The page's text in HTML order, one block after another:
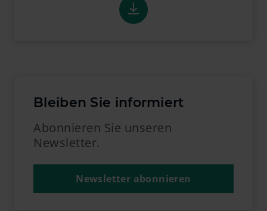
Preise ab 01. Januar 2024
Bleiben Sie informiert
Abonnieren Sie unseren
Newsletter.
Newsletter abonnieren